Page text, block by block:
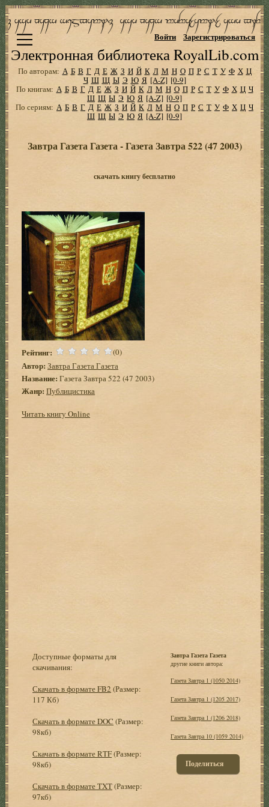
Электронная библиотека RoyalLib.com
Войти Зарегистрироваться
По авторам: А Б В Г Д Е Ж З И Й К Л М Н О П Р С Т У Ф Х Ц
Ч Ш Щ Ы Э Ю Я [A-Z] [0-9]
По книгам: А Б В Г Д Е Ж З И Й К Л М Н О П Р С Т У Ф Х Ц Ч
Ш Щ Ы Э Ю Я [A-Z] [0-9]
По сериям: А Б В Г Д Е Ж З И Й К Л М Н О П Р С Т У Ф Х Ц Ч
Ш Щ Ы Э Ю Я [A-Z] [0-9]
Завтра Газета Газета - Газета Завтра 522 (47 2003)
скачать книгу бесплатно
Рейтинг: (0)
Автор: Завтра Газета Газета
Название: Газета Завтра 522 (47 2003)
Жанр: Публицистика
Читать книгу Online
Доступные форматы для
скачивания:
Скачать в формате FB2 (Размер:
117 Кб)
Скачать в формате DOC (Размер:
98кб)
Скачать в формате RTF(Размер:
98кб)
Скачать в формате TXT(Размер:
97кб)
Завтра Газета Газета
другие книги автора:
Газета Завтра 1 (1050 2014)
Газета Завтра 1 (1205 2017)
Газета Завтра 1 (1206 2018)
Газета Завтра 10 (1059 2014)
Поделиться